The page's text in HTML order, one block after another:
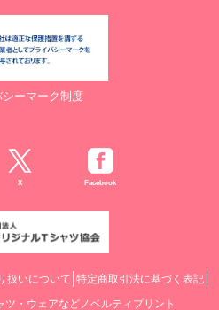
シーマーク制度
X Facebook
扱いについて 特定商取引法に基づく表記
ツ・ウェアなどノベルティプリント